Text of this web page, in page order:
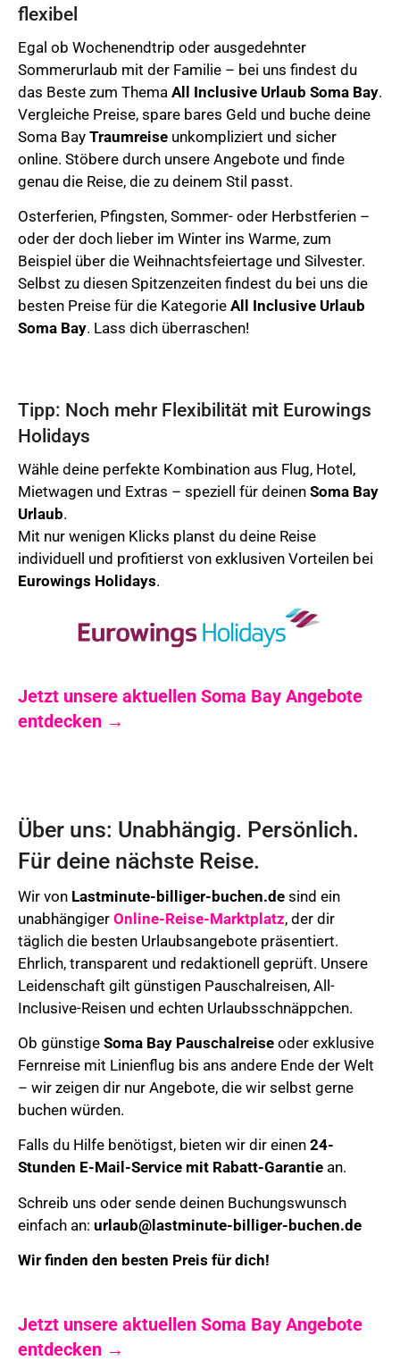
flexibel
Egal ob Wochenendtrip oder ausgedehnter
Sommerurlaub mit der Familie – bei uns findest du
das Beste zum Thema All Inclusive Urlaub Soma Bay.
Vergleiche Preise, spare bares Geld und buche deine
Soma Bay Traumreise unkompliziert und sicher
online. Stöbere durch unsere Angebote und finde
genau die Reise, die zu deinem Stil passt.
Osterferien, Pfingsten, Sommer- oder Herbstferien –
oder der doch lieber im Winter ins Warme, zum
Beispiel über die Weihnachtsfeiertage und Silvester.
Selbst zu diesen Spitzenzeiten findest du bei uns die
besten Preise für die Kategorie All Inclusive Urlaub
Soma Bay. Lass dich überraschen!
Tipp: Noch mehr Flexibilität mit Eurowings
Holidays
Wähle deine perfekte Kombination aus Flug, Hotel,
Mietwagen und Extras – speziell für deinen Soma Bay
Urlaub.
Mit nur wenigen Klicks planst du deine Reise
individuell und profitierst von exklusiven Vorteilen bei
Eurowings Holidays.
Jetzt unsere aktuellen Soma Bay Angebote
entdecken →
Über uns: Unabhängig. Persönlich.
Für deine nächste Reise.
Wir von Lastminute-billiger-buchen.de sind ein
unabhängiger Online-Reise-Marktplatz, der dir
täglich die besten Urlaubsangebote präsentiert.
Ehrlich, transparent und redaktionell geprüft. Unsere
Leidenschaft gilt günstigen Pauschalreisen, All-
Inclusive-Reisen und echten Urlaubsschnäppchen.
Ob günstige Soma Bay Pauschalreise oder exklusive
Fernreise mit Linienflug bis ans andere Ende der Welt
– wir zeigen dir nur Angebote, die wir selbst gerne
buchen würden.
Falls du Hilfe benötigst, bieten wir dir einen 24-
Stunden E-Mail-Service mit Rabatt-Garantie an.
Schreib uns oder sende deinen Buchungswunsch
einfach an: urlaub@lastminute-billiger-buchen.de
Wir finden den besten Preis für dich!
Jetzt unsere aktuellen Soma Bay Angebote
entdecken →